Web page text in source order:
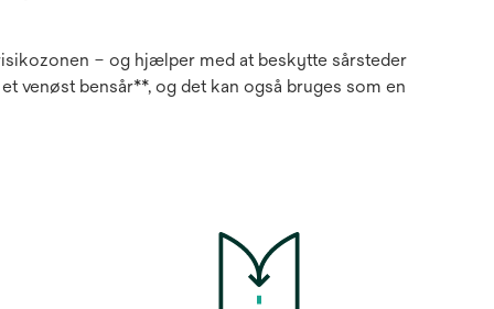
– og hjælper med at beskytte sårsteder
venøst bensår**, og det kan også bruges som en